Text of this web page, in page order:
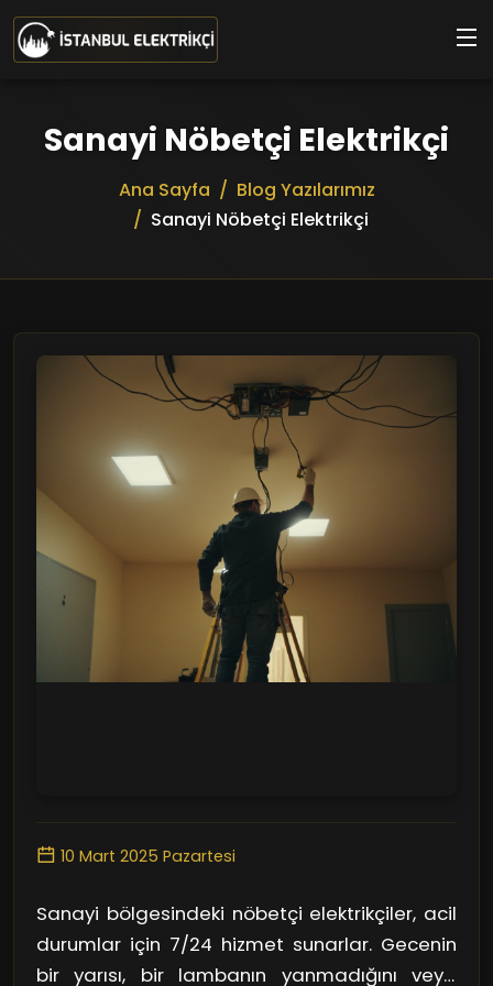
Ana içeriğe geç
Sanayi Nöbetçi Elektrikçi
Ana Sayfa
Blog Yazılarımız
Sanayi Nöbetçi Elektrikçi
10 Mart 2025 Pazartesi
Sanayi bölgesindeki nöbetçi elektrikçiler, acil
durumlar için 7/24 hizmet sunarlar. Gecenin
bir yarısı, bir lambanın yanmadığını veya